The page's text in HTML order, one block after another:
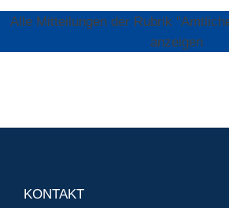
Alle Mitteilungen der Rubrik
anzeigen
KONTAKT